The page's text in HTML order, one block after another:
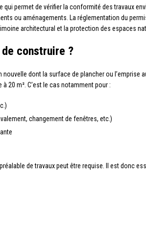
permet de vérifier la conformité des travaux
ou aménagements. La réglementation du
architectural et la protection des espaces
construire ?
dont la surface de plancher ou l’emprise
20 m². C’est le cas notamment pour :
changement de fenêtres, etc.)
de travaux peut être requise. Il est donc